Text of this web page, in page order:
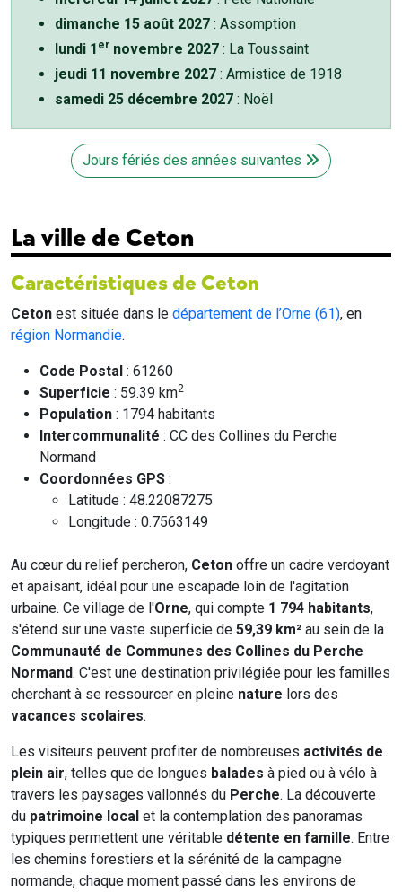
dimanche 15 août 2027 : Assomption
lundi 1 er novembre 2027 : La Toussaint
jeudi 11 novembre 2027 : Armistice de 1918
samedi 25 décembre 2027 : Noël
Jours fériés des années suivantes
La ville de Ceton
Caractéristiques de Ceton
Ceton est située dans le département de l’Orne (61), en
région Normandie.
Code Postal : 61260
Superficie : 59.39 km2
Population : 1794 habitants
Intercommunalité : CC des Collines du Perche
Normand
Coordonnées GPS :
Latitude : 48.22087275
Longitude : 0.7563149
Au cœur du relief percheron, Ceton offre un cadre verdoyant
et apaisant, idéal pour une escapade loin de l'agitation
urbaine. Ce village de l'Orne, qui compte 1 794 habitants,
s'étend sur une vaste superficie de 59,39 km² au sein de la
Communauté de Communes des Collines du Perche
Normand. C'est une destination privilégiée pour les familles
cherchant à se ressourcer en pleine nature lors des
vacances scolaires.
Les visiteurs peuvent profiter de nombreuses activités de
plein air, telles que de longues balades à pied ou à vélo à
travers les paysages vallonnés du Perche. La découverte
du patrimoine local et la contemplation des panoramas
typiques permettent une véritable détente en famille. Entre
les chemins forestiers et la sérénité de la campagne
normande, chaque moment passé dans les environs de